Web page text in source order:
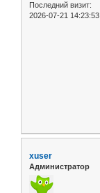
Последний визит:
2026-07-21 14:23:53
xuser
Администратор